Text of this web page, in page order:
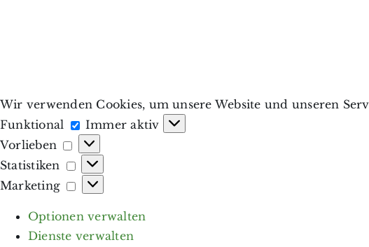
Wir verwenden Cookies, um unsere Website und unseren
Funktional
Funktional
Immer aktiv
Vorlieben
Vorlieben
Statistiken
Statistiken
Marketing
Marketing
Optionen verwalten
Dienste verwalten